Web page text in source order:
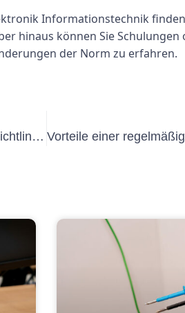
Informationstechnik
hinaus können Sie
der Norm zu erfahren.
Sicherstellung der Einhaltung der Gerätetester DGUV-Richtlinien: Tipps für Unternehmen